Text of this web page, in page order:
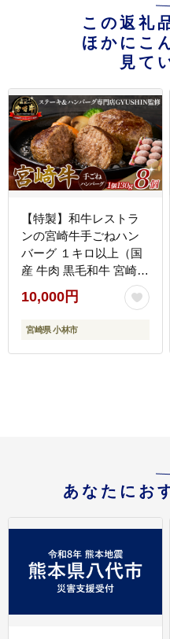
この返礼
ほかにこ
見て
【特製】和牛レストラ
ンの宮崎牛手ごねハン
バーグ １キロ以上（国
産 牛肉 黒毛和牛 宮崎牛
ハンバーグ 手こね てこ
ね）
10,000円
宮崎県 小林市
あなたにお